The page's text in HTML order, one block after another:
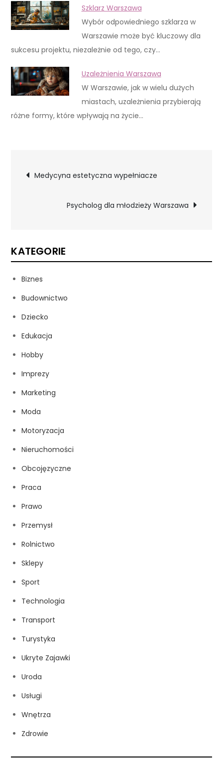
Szklarz Warszawa
Wybór odpowiedniego szklarza w
Warszawie może być kluczowy dla
sukcesu projektu, niezależnie od tego, czy…
Uzależnienia Warszawa
W Warszawie, jak w wielu dużych
miastach, uzależnienia przybierają
różne formy, które wpływają na życie…
Nawigacja
wpisu
Medycyna estetyczna wypełniacze
Psycholog dla młodzieży Warszawa
KATEGORIE
Biznes
Budownictwo
Dziecko
Edukacja
Hobby
Imprezy
Marketing
Moda
Motoryzacja
Nieruchomości
Obcojęzyczne
Praca
Prawo
Przemysł
Rolnictwo
Sklepy
Sport
Technologia
Transport
Turystyka
Ukryte Zajawki
Uroda
Usługi
Wnętrza
Zdrowie